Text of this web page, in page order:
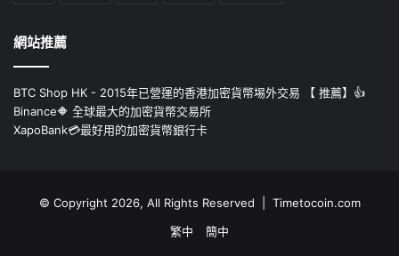
網站推薦
BTC Shop HK - 2015年已營運的香港加密貨幣埸外交易 【 推薦】👍
Binance🔶 全球最大的加密貨幣交易所
XapoBank💳最好用的加密貨幣銀行卡
© Copyright 2026, All Rights Reserved | Timetocoin.com
繁中
簡中